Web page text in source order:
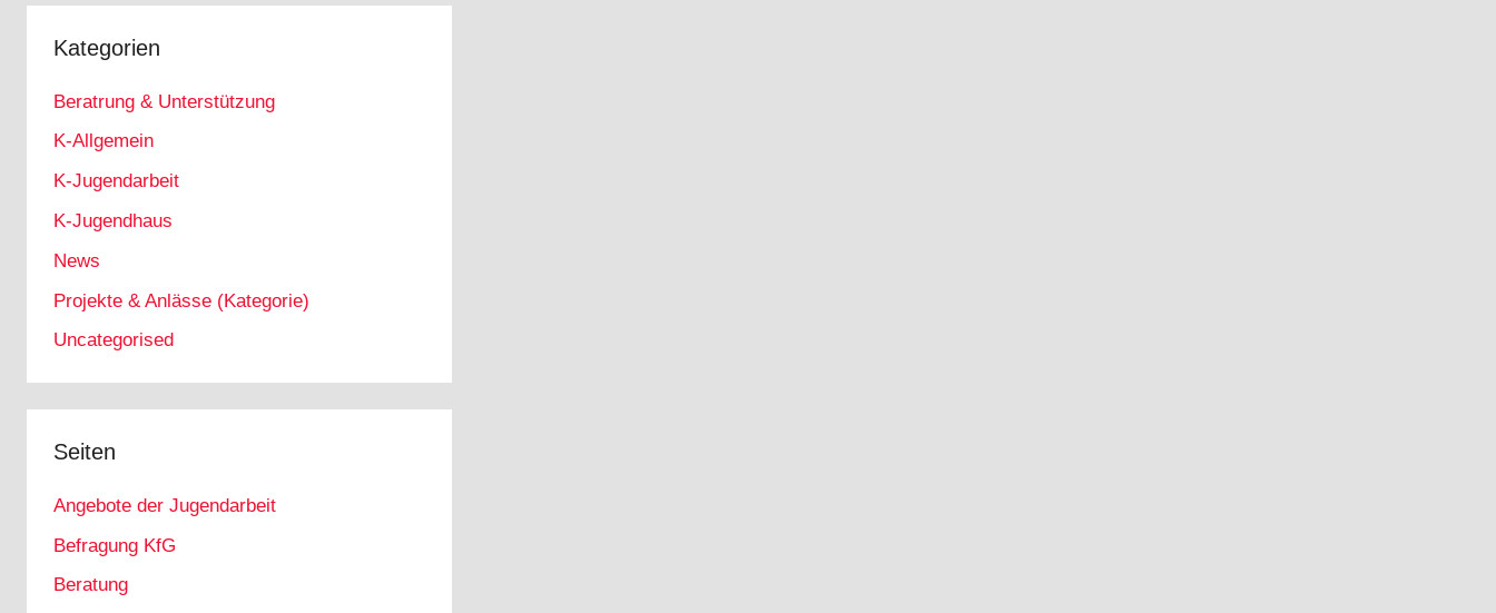
Kategorien
Beratrung & Unterstützung
K-Allgemein
K-Jugendarbeit
K-Jugendhaus
News
Projekte & Anlässe (Kategorie)
Uncategorised
Seiten
Angebote der Jugendarbeit
Befragung KfG
Beratung